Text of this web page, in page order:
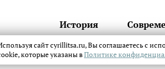
История
сайт cyrillitsa.ru, Вы соглашаетесь с
которые указаны вПолитике